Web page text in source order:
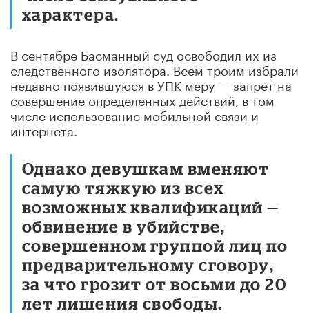
характера.
В сентябре Басманный суд освободил их из
следственного изолятора. Всем троим избрали
недавно появившуюся в УПК меру — запрет на
совершение определенных действий, в том
числе использование мобильной связи и
интернета.
Однако девушкам вменяют
самую тяжкую из всех
возможных квалификаций —
обвинение в убийстве,
совершенном группой лиц по
предварительному сговору,
за что грозит от восьми до 20
лет лишения свободы.